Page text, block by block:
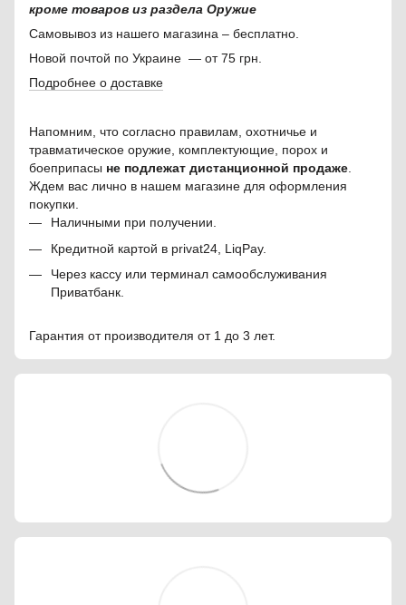
кроме товаров из раздела Оружие
Самовывоз из нашего магазина – бесплатно.
Новой почтой по Украине — от 75 грн.
Подробнее о доставке
Напомним, что согласно правилам, охотничье и
травматическое оружие, комплектующие, порох и
боеприпасы не подлежат дистанционной продаже
Ждем вас лично в нашем магазине для оформления
покупки.
Наличными при получении.
Кредитной картой в privat24, LiqPay.
Через кассу или терминал самообслуживания
Приватбанк.
Гарантия от производителя от 1 до 3 лет.